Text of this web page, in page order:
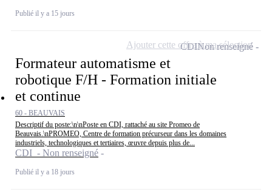
Publié il y a 15 jours
Formateur automatisme et
robotique F/H - Formation initiale
et continue
60 - BEAUVAIS
Descriptif du poste:\n\nPoste en CDI, rattaché au site Promeo de
Beauvais.\nPROMEO, Centre de formation précurseur dans les domaines
industriels, technologiques et tertiaires, œuvre depuis plus de...
CDI - Non renseigné
Publié il y a 18 jours
CDINon renseigné
Ajouter cette offre à ma sélection